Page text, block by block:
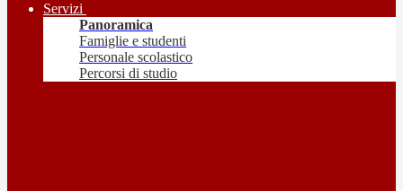
Servizi
Panoramica
Famiglie e studenti
Personale scolastico
Percorsi di studio